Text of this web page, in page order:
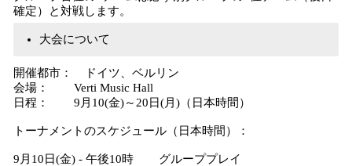
確定）と対戦します。
大会について
開催都市： ドイツ、ベルリン
会場： Verti Music Hall
日程： 9月10(金)～20日(月)（日本時間）
トーナメントのスケジュール（日本時間）：
9月10日(金) - 午後10時 グループプレイ